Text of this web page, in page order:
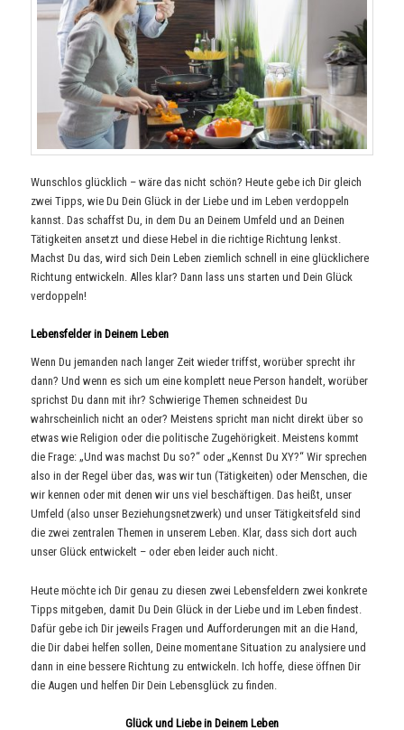
Wunschlos glücklich – wäre das nicht schön? Heute gebe ich Dir gleich
zwei Tipps, wie Du Dein Glück in der Liebe und im Leben verdoppeln
kannst. Das schaffst Du, in dem Du an Deinem Umfeld und an Deinen
Tätigkeiten ansetzt und diese Hebel in die richtige Richtung lenkst.
Machst Du das, wird sich Dein Leben ziemlich schnell in eine glücklichere
Richtung entwickeln. Alles klar? Dann lass uns starten und Dein Glück
verdoppeln!
Lebensfelder in Deinem Leben
Wenn Du jemanden nach langer Zeit wieder triffst, worüber sprecht ihr
dann? Und wenn es sich um eine komplett neue Person handelt, worüber
sprichst Du dann mit ihr? Schwierige Themen schneidest Du
wahrscheinlich nicht an oder? Meistens spricht man nicht direkt über so
etwas wie Religion oder die politische Zugehörigkeit. Meistens kommt
die Frage: „Und was machst Du so?“ oder „Kennst Du XY?“ Wir sprechen
also in der Regel über das, was wir tun (Tätigkeiten) oder Menschen, die
wir kennen oder mit denen wir uns viel beschäftigen. Das heißt, unser
Umfeld (also unser Beziehungsnetzwerk) und unser Tätigkeitsfeld sind
die zwei zentralen Themen in unserem Leben. Klar, dass sich dort auch
unser Glück entwickelt – oder eben leider auch nicht.
Heute möchte ich Dir genau zu diesen zwei Lebensfeldern zwei konkrete
Tipps mitgeben, damit Du Dein Glück in der Liebe und im Leben findest.
Dafür gebe ich Dir jeweils Fragen und Aufforderungen mit an die Hand,
die Dir dabei helfen sollen, Deine momentane Situation zu analysiere und
dann in eine bessere Richtung zu entwickeln. Ich hoffe, diese öffnen Dir
die Augen und helfen Dir Dein Lebensglück zu finden.
Glück und Liebe in Deinem Leben